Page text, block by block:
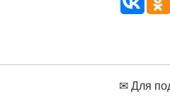
✉ Для